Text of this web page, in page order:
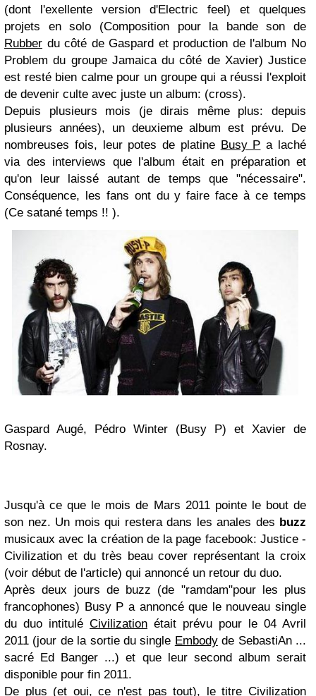
(dont l'exellente version d'Electric feel) et quelques
projets en solo (Composition pour la bande son de
Rubber du côté de Gaspard et production de l'album No
Problem du groupe Jamaica du côté de Xavier) Justice
est resté bien calme pour un groupe qui a réussi l'exploit
de devenir culte avec juste un album: (cross).
Depuis plusieurs mois (je dirais même plus: depuis
plusieurs années), un deuxieme album est prévu. De
nombreuses fois, leur potes de platine Busy P a laché
via des interviews que l'album était en préparation et
qu'on leur laissé autant de temps que "nécessaire".
Conséquence, les fans ont du y faire face à ce temps
(Ce satané temps !! ).
Gaspard Augé, Pédro Winter (Busy P) et Xavier de
Rosnay.
Jusqu'à ce que le mois de Mars 2011 pointe le bout de
son nez. Un mois qui restera dans les anales des buzz
musicaux avec la création de la page facebook: Justice -
Civilization et du très beau cover représentant la croix
(voir début de l'article) qui annoncé un retour du duo.
Après deux jours de buzz (de "ramdam"pour les plus
francophones) Busy P a annoncé que le nouveau single
du duo intitulé Civilization était prévu pour le 04 Avril
2011 (jour de la sortie du single Embodyde SebastiAn ...
sacré Ed Banger ...) et que leur second album serait
disponible pour fin 2011.
De plus (et oui, ce n'est pas tout), le titre Civilization